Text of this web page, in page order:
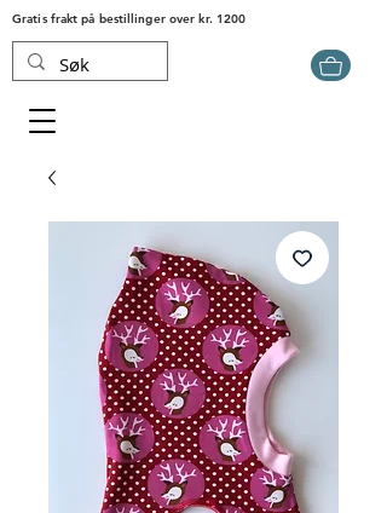
Gratis frakt på bestillinger over kr. 1200